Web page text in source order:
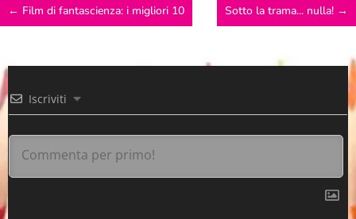
← Film di fantascienza: i migliori 10 Sotto la trama... nulla! →
Iscriviti